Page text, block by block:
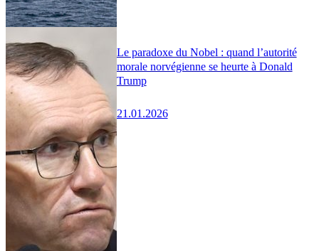
Le paradoxe du Nobel : quand l’autorité
morale norvégienne se heurte à Donald
Trump
21.01.2026